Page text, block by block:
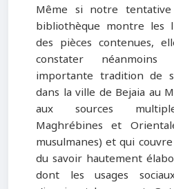
Même si notre tentative
bibliothèque montre les
des pièces contenues,
constater néanmoins
importante tradition de
dans la ville de Bejaia au
aux sources
Maghrébines et
musulmanes) et qui
du savoir hautement
dont les usages